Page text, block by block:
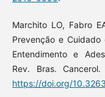
Marchito LO, Fabro
Prevenção e
Entendimento e
Rev. Bras.
https://doi.org/